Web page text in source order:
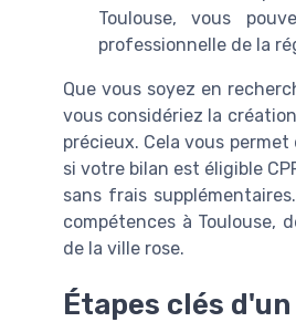
Toulouse, vous
professionnelle de la
Que vous soyez en
vous considériez la
précieux. Cela vous
si votre bilan est éligible
sans frais
compétences à Toulouse,
de la ville rose.
Étapes clés